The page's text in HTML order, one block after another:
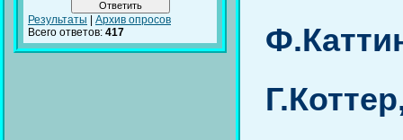
Результаты
Архив опросов
Всего ответов: 417